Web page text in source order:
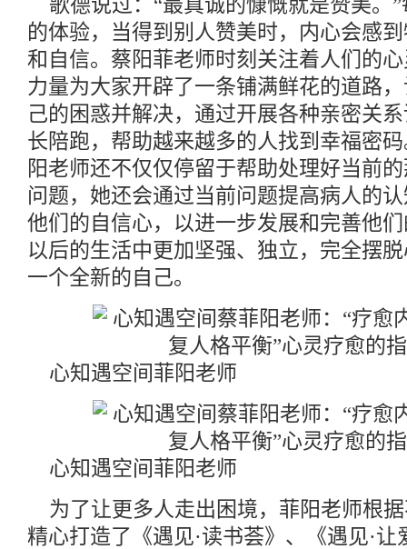
的体验，当得到别人赞美时，内心会感
和自信。蔡阳菲老师时刻关注着人们的
力量为大家开辟了一条铺满鲜花的道路
己的困惑并解决，通过开展各种亲密关
长陪跑，帮助越来越多的人找到幸福密
阳老师还不仅仅停留于帮助处理好当前
问题，她还会通过当前问题提高病人的
他们的自信心，以进一步发展和完善他
以后的生活中更加坚强、独立，完全摆
一个全新的自己。
心知遇空间菲阳老师
心知遇空间菲阳老师
为了让更多人走出困境，菲阳老师根
精心打造了《遇见·读书荟》、《遇见·